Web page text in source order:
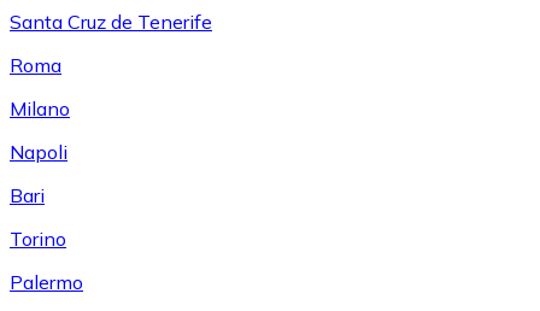
Santa Cruz de Tenerife
Roma
Milano
Napoli
Bari
Torino
Palermo